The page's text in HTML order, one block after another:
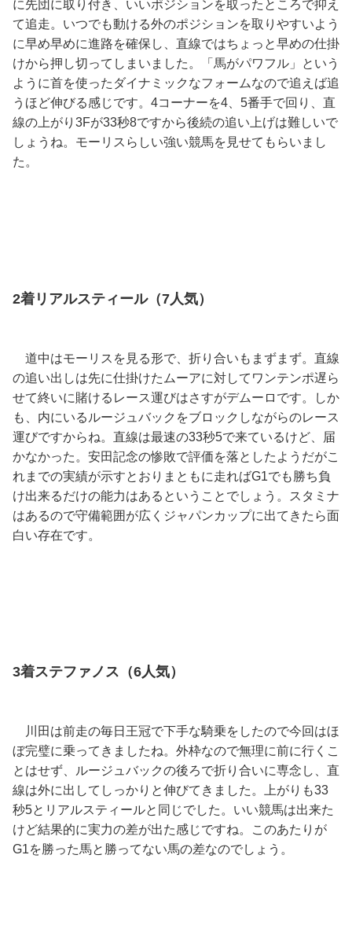
に先団に取り付き、いいポジションを取ったところで抑え
て追走。いつでも動ける外のポジションを取りやすいよう
に早め早めに進路を確保し、直線ではちょっと早めの仕掛
けから押し切ってしまいました。「馬がパワフル」という
ように首を使ったダイナミックなフォームなので追えば追
うほど伸びる感じです。4コーナーを4、5番手で回り、直
線の上がり3Fが33秒8ですから後続の追い上げは難しいで
しょうね。モーリスらしい強い競馬を見せてもらいまし
た。
2着リアルスティール（7人気）
道中はモーリスを見る形で、折り合いもまずまず。直線
の追い出しは先に仕掛けたムーアに対してワンテンポ遅ら
せて終いに賭けるレース運びはさすがデムーロです。しか
も、内にいるルージュバックをブロックしながらのレース
運びですからね。直線は最速の33秒5で来ているけど、届
かなかった。安田記念の惨敗で評価を落としたようだがこ
れまでの実績が示すとおりまともに走ればG1でも勝ち負
け出来るだけの能力はあるということでしょう。スタミナ
はあるので守備範囲が広くジャパンカップに出てきたら面
白い存在です。
3着ステファノス（6人気）
川田は前走の毎日王冠で下手な騎乗をしたので今回はほ
ぼ完璧に乗ってきましたね。外枠なので無理に前に行くこ
とはせず、ルージュバックの後ろで折り合いに専念し、直
線は外に出してしっかりと伸びてきました。上がりも33
秒5とリアルスティールと同じでした。いい競馬は出来た
けど結果的に実力の差が出た感じですね。このあたりが
G1を勝った馬と勝ってない馬の差なのでしょう。